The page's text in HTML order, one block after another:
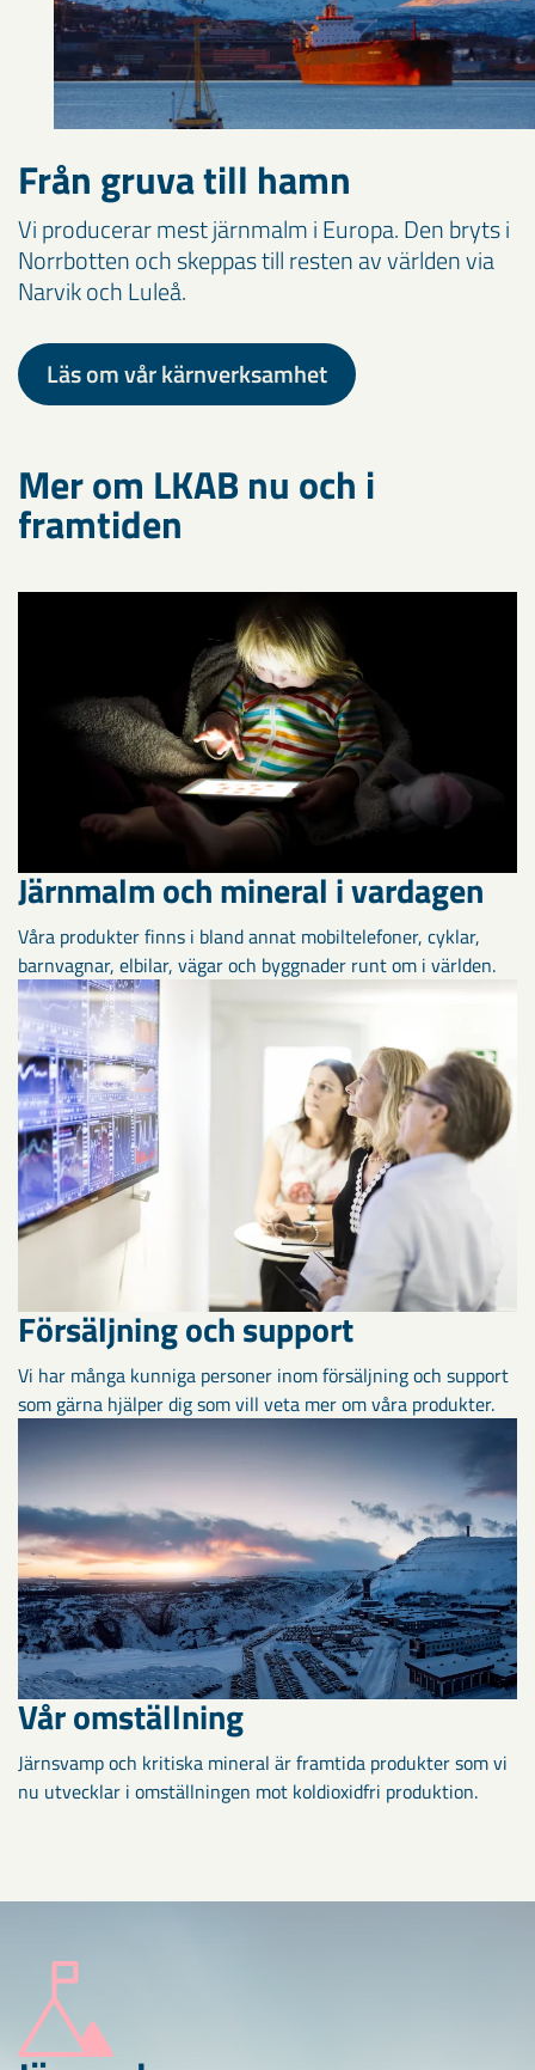
Från gruva till hamn
Vi producerar mest järnmalm i Europa. Den bryts i
Norrbotten och skeppas till resten av världen via
Narvik och Luleå.
Läs om vår kärnverksamhet
Mer om LKAB nu och i
framtiden
Järnmalm och mineral i vardagen
Våra produkter finns i bland annat mobiltelefoner, cyklar,
barnvagnar, elbilar, vägar och byggnader runt om i världen.
Försäljning och support
Vi har många kunniga personer inom försäljning och support
som gärna hjälper dig som vill veta mer om våra produkter.
Vår omställning
Järnsvamp och kritiska mineral är framtida produkter som vi
nu utvecklar i omställningen mot koldioxidfri produktion.